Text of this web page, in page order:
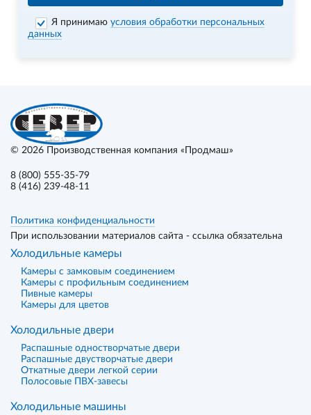
Я принимаюусловия обработки персональных
данных
© 2026 Производственная компания «Продмаш»
8 (800) 555-35-79
8 (416) 239-48-11
Политика конфиденциальности
При использовании материалов сайта - ссылка обязательна
Холодильные камеры
Камеры с замковым соединением
Камеры с профильным соединением
Пивные камеры
Камеры для цветов
Холодильные двери
Распашные одностворчатые двери
Распашные двустворчатые двери
Откатные двери легкой серии
Полосовые ПВХ-завесы
Холодильные машины